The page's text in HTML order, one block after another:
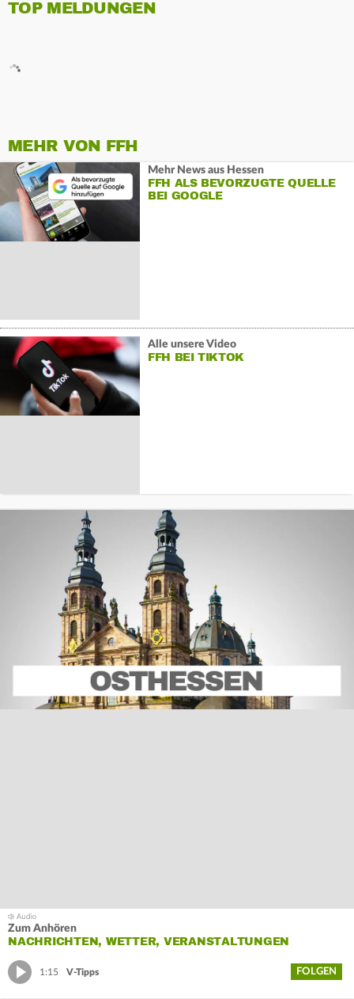
TOP MELDUNGEN
MEHR VON FFH
Mehr News aus Hessen
FFH ALS BEVORZUGTE QUELLE
BEI GOOGLE
Alle unsere Video
FFH BEI TIKTOK
Zum Anhören
NACHRICHTEN, WETTER, VERANSTALTUNGEN
1:15 V-Tipps FOLGEN